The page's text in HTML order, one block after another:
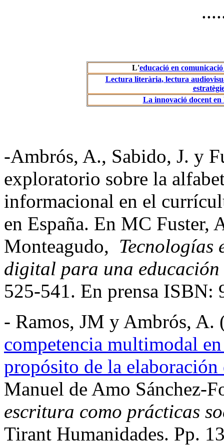
L'educacióen comunicació
Lectura literària, lectura
La innovació docent
-Ambrós, A., Sabido, J. y
exploratorio sobre la
informacional en el
en España. En MC Fuster,
Monteagudo, Tecnologías
digital para una
525-541. En prensa
- Ramos, JM y Ambrós,
competencia multimodal
propósito de la
Manuel de Amo Sánchez-
escritura como prácticas
Tirant Humanidades. Pp.